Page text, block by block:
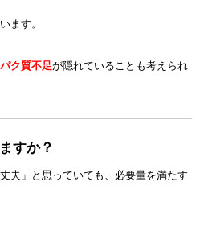
ます。
ク質不足が隠れていることも考えられ
すか？
夫」と思っていても、必要量を満たす